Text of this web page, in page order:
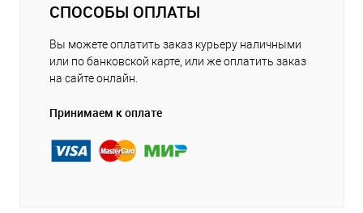
СПОСОБЫ ОПЛАТЫ
Вы можете оплатить заказ курьеру наличными
или по банковской карте, или же оплатить заказ
на сайте онлайн.
Принимаем к оплате